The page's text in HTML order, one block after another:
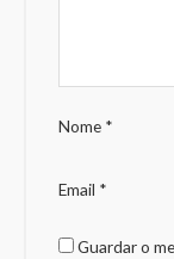
Nome *
Email *
Guardar o